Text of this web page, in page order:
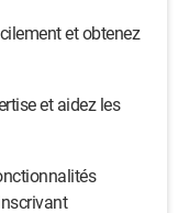
et obtenez
et aidez les